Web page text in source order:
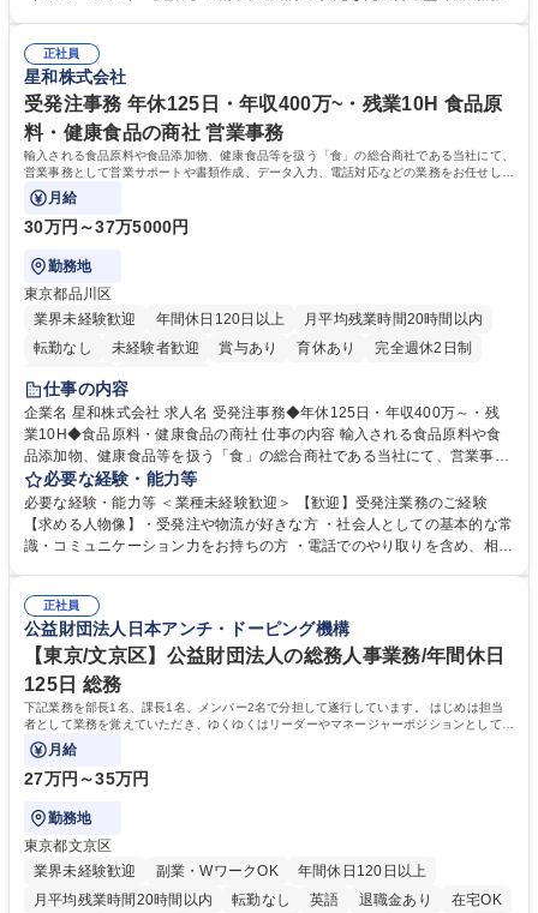
のOJTで業務を習得可能、未経験でもしっかりサポート 学歴・資格 学
歴：大学院 大学 高専 短大 語学力： 資格：
正社員
星和株式会社
受発注事務 年休125日・年収400万~・残業10H 食品原
料・健康食品の商社 営業事務
輸入される食品原料や食品添加物、健康食品等を扱う「食」の総合商社である当社にて、
営業事務として営業サポートや書類作成、データ入力、電話対応などの業務をお任せしま
す。
月給
30万円～37万5000円
勤務地
東京都品川区
業界未経験歓迎
年間休日120日以上
月平均残業時間20時間以内
転勤なし
未経験者歓迎 賞与あり 育休あり
完全週休2日制
交通費支給
仕事の内容
企業名 星和株式会社 求人名 受発注事務◆年休125日・年収400万～・残
業10H◆食品原料・健康食品の商社 仕事の内容 輸入される食品原料や食
品添加物、健康食品等を扱う「食」の総合商社である当社にて、営業事務
として営業サポートや書類作成、データ入力、電話対応などの業務をお任
せします。 ・受注／出荷指示／売上管理／仕入管理／在庫管理／お客様や
倉庫と電話確認など、販売に関わる事務、営業サポートをお願いします。
・入社後は商品について覚えることから始め、先輩社員OJTと共に業務を
万～・残業10H◆食品原料・健康食品の商社
必要な経験・能力等
必要な経験・能力等 ＜業種未経験歓迎＞ 【歓迎】受発注業務のご経験
【求める人物像】・受発注や物流が好きな方 ・社会人としての基本的な常
識・コミュニケーション力をお持ちの方 ・電話でのやり取りを含め、相手
演算ができる方 ・業務ルールや指示を理解し、行動できる方 学歴・資格
学歴：大学院 大学 短大 語学力： 資格：
正社員
公益財団法人日本アンチ・ドーピング機構
【東京/文京区】公益財団法人の総務人事業務/年間休日
125日 総務
下記業務を部長1名、課長1名、メンバー2名で分担して遂行しています。 はじめは担当
者として業務を覚えていただき、ゆくゆくはリーダーやマネージャーポジションとして活
躍いただくことを期待しています。
月給
27万円～35万円
勤務地
東京都文京区
業界未経験歓迎
副業・WワークOK
年間休日120日以上
月平均残業時間20時間以内
転勤なし 英語 退職金あり
在宅OK